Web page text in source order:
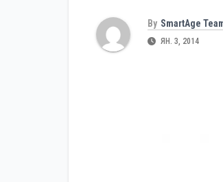
By SmartAge
ЯН. 3, 2014